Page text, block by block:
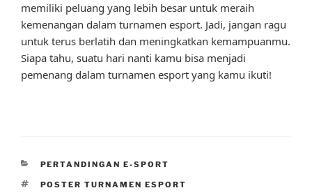
memiliki peluang yang lebih besar untuk meraih
kemenangan dalam turnamen esport. Jadi, jangan ragu
untuk terus berlatih dan meningkatkan kemampuanmu.
Siapa tahu, suatu hari nanti kamu bisa menjadi
pemenang dalam turnamen esport yang kamu ikuti!
CATEGORIES
PERTANDINGAN E-SPORT
TAGS
POSTER TURNAMEN ESPORT